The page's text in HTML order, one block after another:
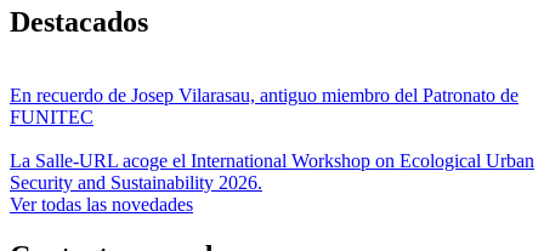
Destacados
En recuerdo de Josep Vilarasau, antiguo miembro del Patronato de
FUNITEC
La Salle-URL acoge el International Workshop on Ecological Urban
Security and Sustainability 2026.
Ver todas las novedades